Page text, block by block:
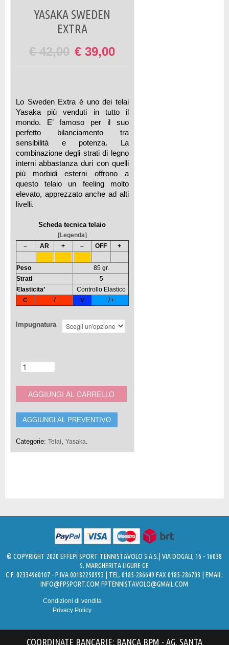
YASAKA SWEDEN
EXTRA
€42,00 € 39,00
Lo Sweden Extra è uno dei telai
Yasaka più venduti in tutto il
mondo. E’ famoso per il suo
perfetto bilanciamento tra
sensibilità e potenza. La
combinazione degli strati di legno
interni abbastanza duri con quelli
più morbidi esterni offrono a
questo telaio un feeling molto
elevato, apprezzato anche ad alti
livelli.
Scheda tecnica telaio
[Legenda]
–
AR + – OFF +
Peso
85 gr.
Strati
5
Elasticita’
Controllo Elastico
C
7 V 7+
Impugnatura
AGGIUNGI AL CARRELLO
AGGIUNGI AL PREVENTIVO
Categorie: Telai, Yasaka.
© COPYRIGHT 2020 EFFEPI SPORT TENNISTAVOLO S.A.S.| VIA DOGALI, 16 - 16038
S. MARGHERITA LIGURE GE
C.F. 02334960107 - P.IVA 00182250993 | TEL. 0185-286649 FAX 0185-286703 | EMAIL:
INFO@FPSPORT.COM FPTENNISTAVOLO@GMAIL.COM
Condizioni di vendita
Privacy Policy
COORDINATE BANCARIE: BANCA BPM - AG. SANTA